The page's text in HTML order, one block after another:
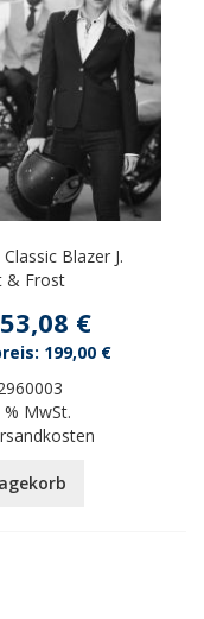
Blazer J.
& Frost
€
% MwSt.
199,00 €